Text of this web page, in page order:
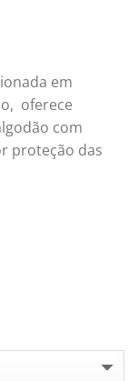
em
oferece
com
proteção das